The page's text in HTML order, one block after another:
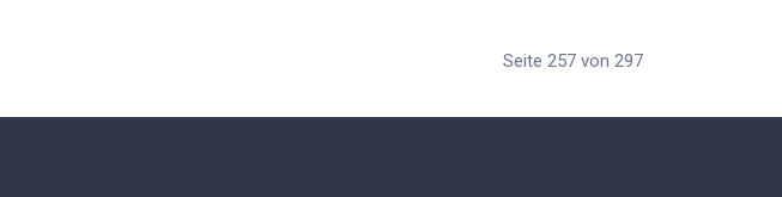
Seite 257 von 297